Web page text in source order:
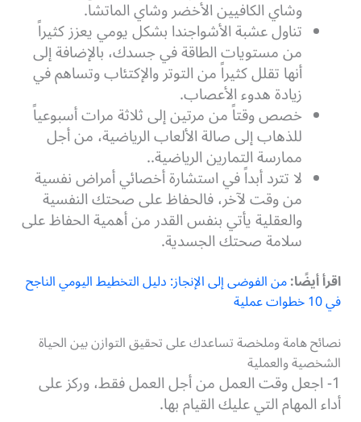
وشاي الكافيين الأخضر وشاي الماتشا.
تناول عشبة الأشواجندا بشكل يومي يعزز كثيراً
من مستويات الطاقة في جسدك، بالإضافة إلى
أنها تقلل كثيراً من التوتر والإكتئاب وتساهم في
زيادة هدوء الأعصاب.
خصص وقتاً من مرتين إلى ثلاثة مرات أسبوعياً
للذهاب إلى صالة الألعاب الرياضية، من أجل
ممارسة التمارين الرياضية..
لا تترد أبداً في استشارة أخصائي أمراض نفسية
من وقت لآخر، فالحفاظ على صحتك النفسية
والعقلية يأتي بنفس القدر من أهمية الحفاظ على
سلامة صحتك الجسدية.
اقرأ أيضًا:من الفوضى إلى الإنجاز: دليل التخطيط اليومي الناجح
في 10 خطوات عملية
نصائح هامة وملخصة تساعدك على تحقيق التوازن بين الحياة
الشخصية والعملية
1- اجعل وقت العمل من أجل العمل فقط، وركز على
أداء المهام التي عليك القيام بها.